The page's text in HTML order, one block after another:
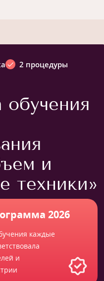
2 процедуры
и
техники»
2026
каждые
и